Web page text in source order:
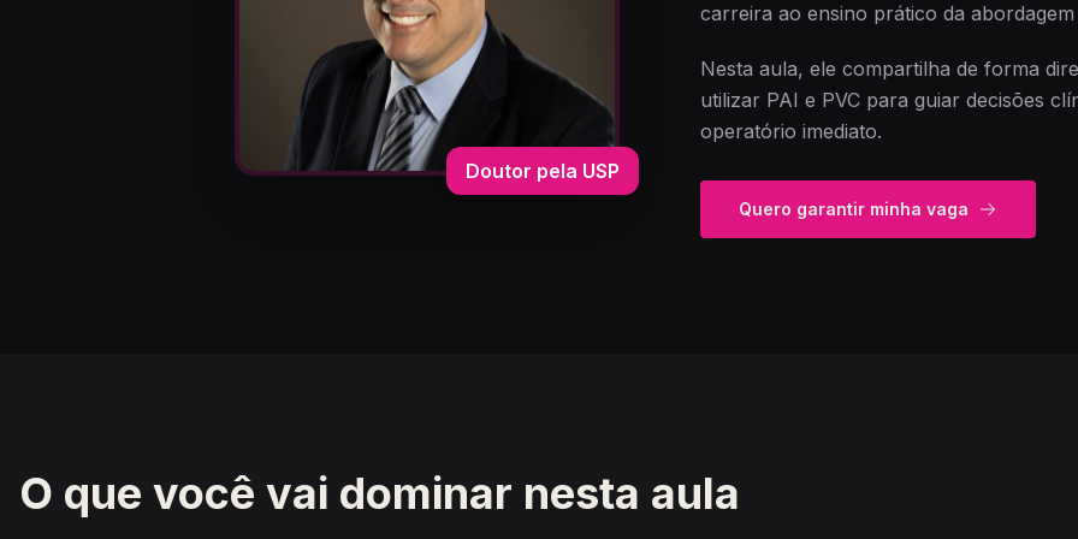
Doutor pela USP
carreira ao ensino prático da
Nesta aula, ele compartilha de forma
utilizar PAI e PVC para guiar decisões
operatório imediato.
Quero garantir minha vaga
O que você vai dominar nesta aula